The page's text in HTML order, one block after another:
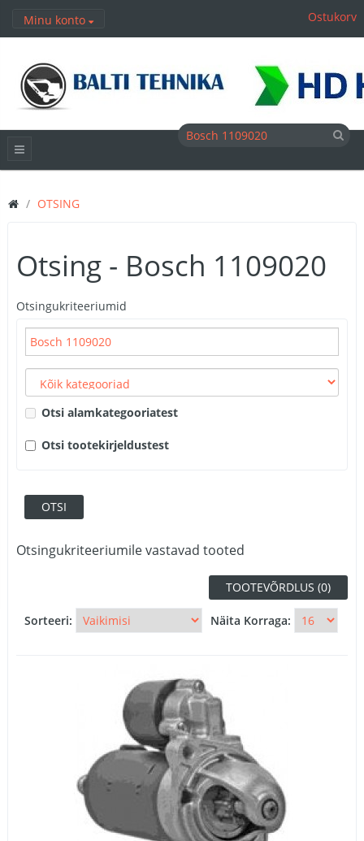
Minu konto Ostukorv
OTSING
Otsing - Bosch 1109020
Otsingukriteeriumid
Otsi alamkategooriatest
Otsi tootekirjeldustest
Otsingukriteeriumile vastavad tooted
TOOTEVÕRDLUS (0)
Sorteeri: Näita Korraga: